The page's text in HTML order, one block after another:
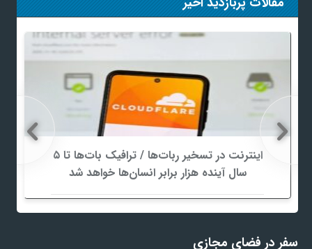
اینترنت در تسخیر ربات‌ها / ترافیک بات‌ها تا ۵
سال آینده هزار برابر انسان‌ها خواهد شد
سفر در فضای مجازی